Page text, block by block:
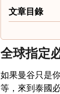
文章目錄
全球指定
如果曼谷只是
等 ，來到泰國